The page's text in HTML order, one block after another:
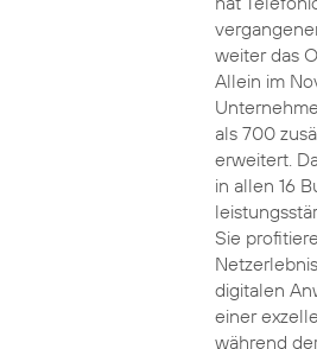
weiter das O
Allein im
als 700
erweitert.
in allen 16
Sie
digitalen
einer
während